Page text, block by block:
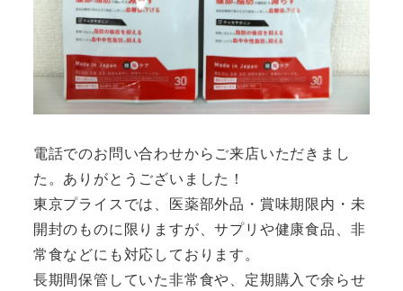
電話でのお問い合わせからご来店いただきまし
た。ありがとうございました！
東京プライスでは、医薬部外品・賞味期限内・未
開封のものに限りますが、サプリや健康食品、非
常食などにも対応しております。
長期間保管していた非常食や、定期購入で余らせ